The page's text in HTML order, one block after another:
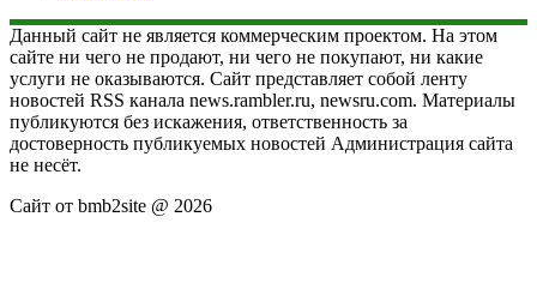
Данный сайт не является коммерческим проектом. На этом
сайте ни чего не продают, ни чего не покупают, ни какие
услуги не оказываются. Сайт представляет собой ленту
новостей RSS канала news.rambler.ru, newsru.com. Материалы
публикуются без искажения, ответственность за
достоверность публикуемых новостей Администрация сайта
не несёт.
Сайт от bmb2site @ 2026